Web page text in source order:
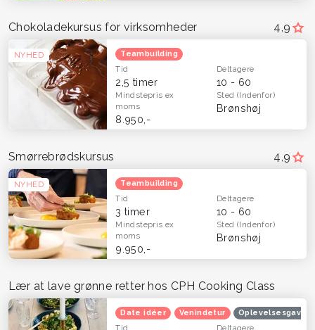
4,9
NYHED
Chokoladekursus for virksomheder
Teambuilding
Tid
2,5 timer
Deltagere
10 - 60
Mindstepris ex
moms
8.950,-
Sted(Indenfor)
Brønshøj
4,9
NYHED
Smørrebrødskursus
Teambuilding
Tid
3 timer
Deltagere
10 - 60
Mindstepris ex
moms
9.950,-
Sted(Indenfor)
Brønshøj
Lær at lave grønne retter hos CPH Cooking Class
Date idéer Venindetur Oplevelsesgaver